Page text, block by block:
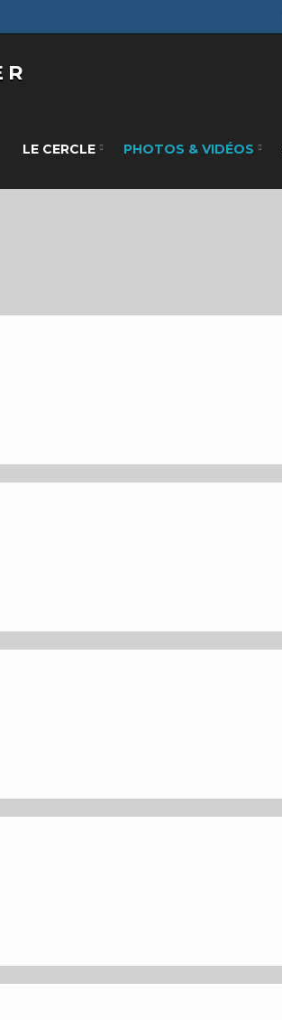
LE CERCLE PHOTOS & VIDÉOS